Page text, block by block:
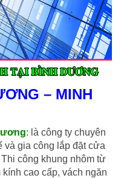
– MINH
: là công ty chuyên
và gia công lắp đặt cửa
công khung nhôm từ
cao cấp, vách ngăn